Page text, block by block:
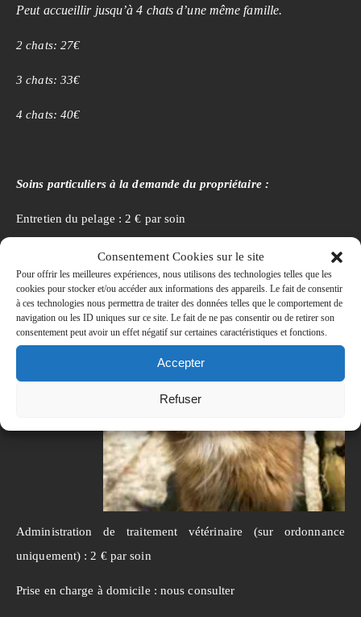
Consentement Cookies sur le site
Pour offrir les meilleures expériences, nous utilisons des technologies telles que les
cookies pour stocker et/ou accéder aux informations des appareils. Le fait de consentir
à ces technologies nous permettra de traiter des données telles que le comportement de
navigation ou les ID uniques sur ce site. Le fait de ne pas consentir ou de retirer son
consentement peut avoir un effet négatif sur certaines caractéristiques et fonctions.
Accepter
Refuser
Peut accueillir jusqu’à 4 chats d’une même famille.
2 chats: 27€
3 chats: 33€
4 chats: 40€
Soins particuliers à la demande du propriétaire :
Entretien du pelage : 2 € par soin
Nettoyage des yeux : 2 € par soin
Administration de traitement vétérinaire (sur ordonnance
uniquement) : 2 € par soin
Prise en charge à domicile : nous consulter